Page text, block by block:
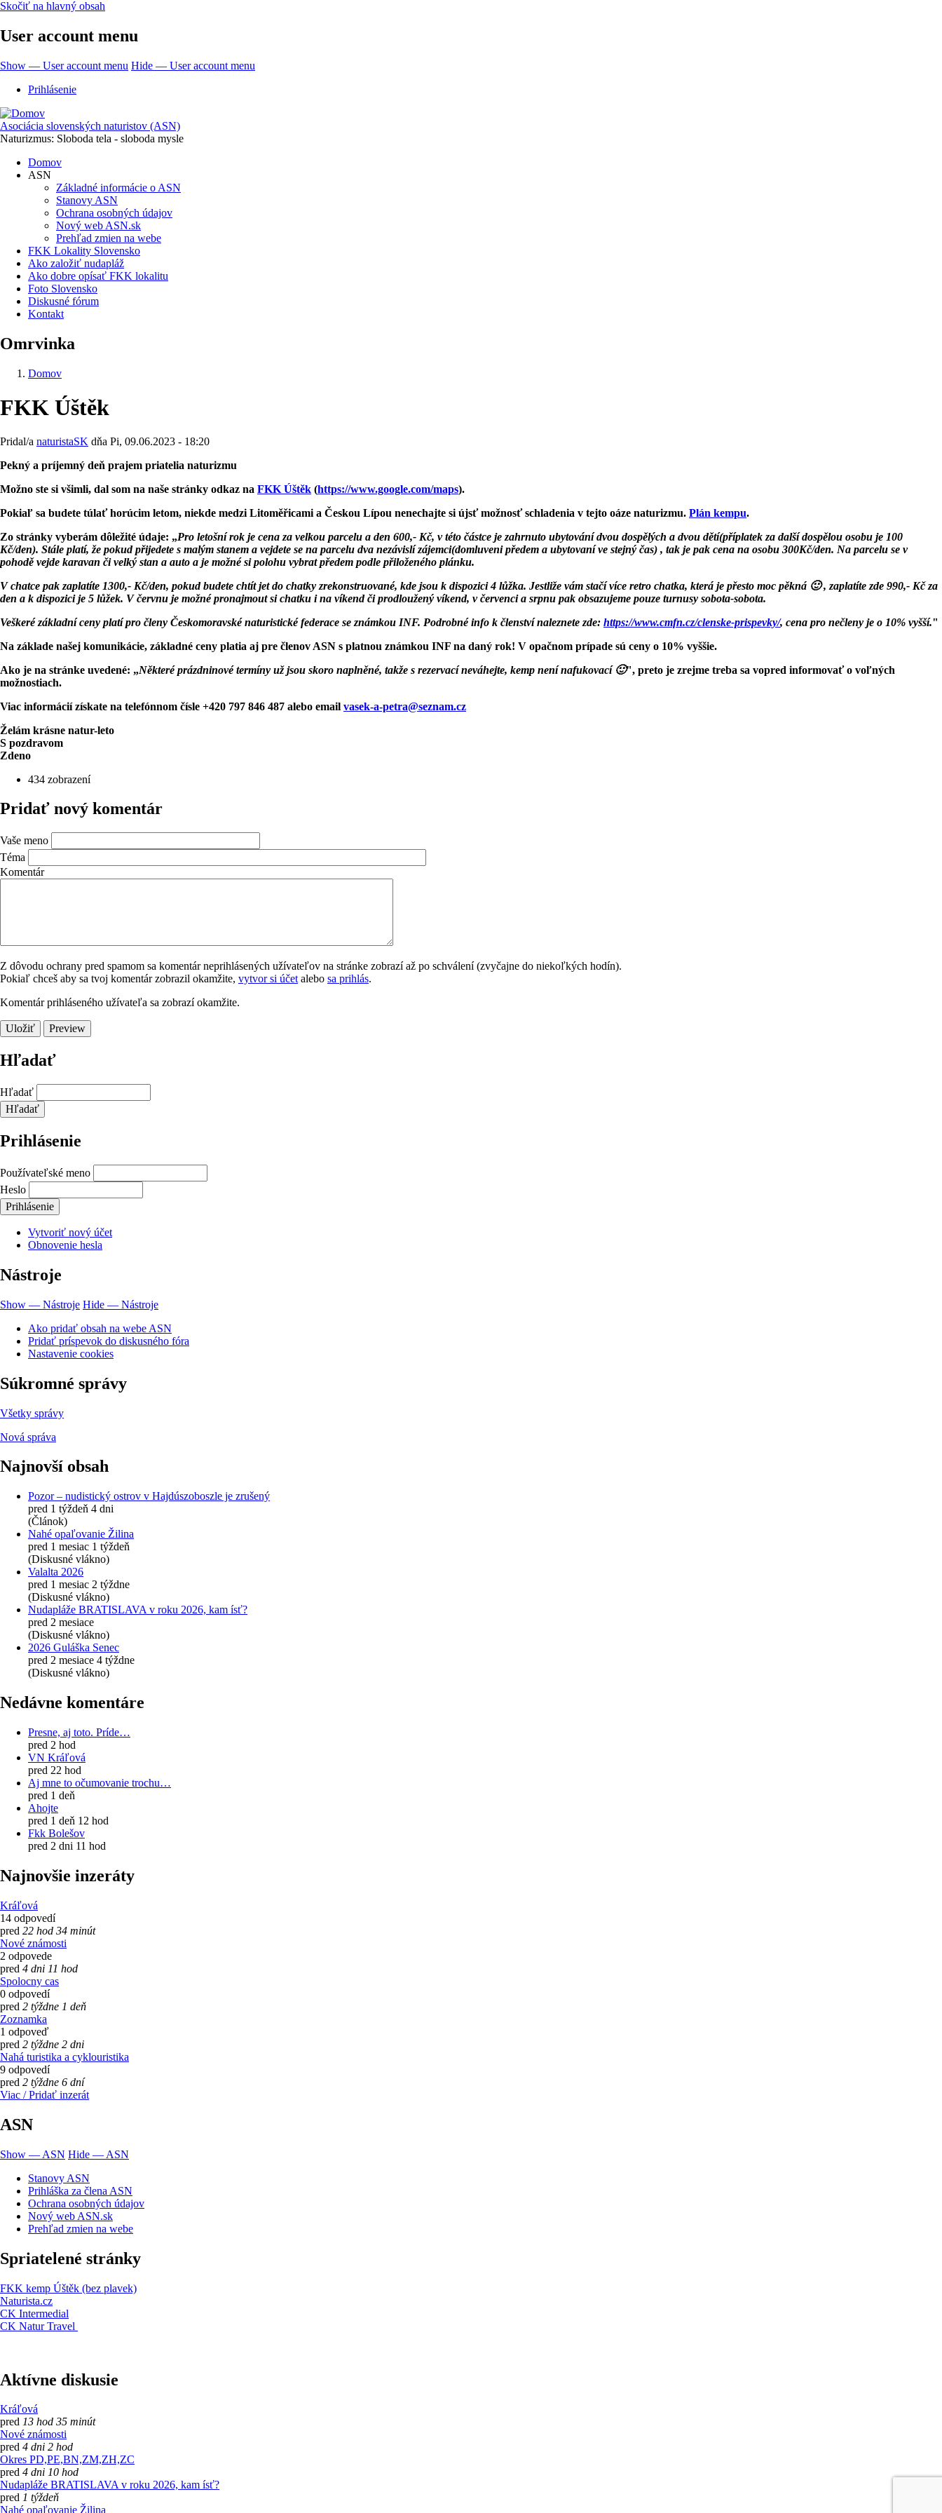
Skočiť na hlavný obsah
User account menu
Show — User account menu Hide — User account menu
Prihlásenie
Asociácia slovenských naturistov (ASN)
Naturizmus: Sloboda tela - sloboda mysle
Domov
ASN
Základné informácie o ASN
Stanovy ASN
Ochrana osobných údajov
Nový web ASN.sk
Prehľad zmien na webe
FKK Lokality Slovensko
Ako založiť nudapláž
Ako dobre opísať FKK lokalitu
Foto Slovensko
Diskusné fórum
Kontakt
Omrvinka
Domov
FKK Úštěk
Pridal/a naturistaSK dňa Pi, 09.06.2023 - 18:20
Pekný a príjemný deň prajem priatelia naturizmu
Možno ste si všimli, dal som na naše stránky odkaz na FKK Úštěk (https://www.google.com/maps).
Pokiaľ sa budete túlať horúcim letom, niekde medzi Litoměřicami a Českou Lípou nenechajte si újsť možnosť schladenia v tejto oáze naturizmu. Plán kempu.
Zo stránky vyberám dôležité údaje: „Pro letošní rok je cena za velkou parcelu a den 600,- Kč, v této částce je zahrnuto ubytování dvou dospělých a dvou dětí(příplatek za další dospělou osobu je 100
Kč/den). Stále platí, že pokud přijedete s malým stanem a vejdete se na parcelu dva nezávislí zájemci(domluveni předem a ubytovaní ve stejný čas) , tak je pak cena na osobu 300Kč/den. Na parcelu se v
pohodě vejde karavan či velký stan a auto a je možné si polohu vybrat předem podle přiloženého plánku.
V chatce pak zaplatíte 1300,- Kč/den, pokud budete chtít jet do chatky zrekonstruované, kde jsou k dispozici 4 lůžka. Jestliže vám stačí více retro chatka, která je přesto moc pěkná 🙂 , zaplatíte zde 990,- Kč za
den a k dispozici je 5 lůžek. V červnu je možné pronajmout si chatku i na víkend či prodloužený víkend, v červenci a srpnu pak obsazujeme pouze turnusy sobota-sobota.
Veškeré základní ceny platí pro členy Českomoravské naturistické federace se známkou INF. Podrobné info k členství naleznete zde: https://www.cmfn.cz/clenske-prispevky/, cena pro nečleny je o 10% vyšší."
Na základe našej komunikácie, základné ceny platia aj pre členov ASN s platnou známkou INF na daný rok! V opačnom prípade sú ceny o 10% vyššie.
Ako je na stránke uvedené: „Některé prázdninové termíny už jsou skoro naplněné, takže s rezervací neváhejte, kemp není nafukovací 🙂", preto je zrejme treba sa vopred informovať o voľných
možnostiach.
Viac informácií získate na telefónnom čísle +420 797 846 487 alebo email vasek-a-petra@seznam.cz
Želám krásne natur-leto
S pozdravom
Zdeno
434 zobrazení
Pridať nový komentár
Vaše meno
Téma
Komentár
Z dôvodu ochrany pred spamom sa komentár neprihlásených užívateľov na stránke zobrazí až po schválení (zvyčajne do niekoľkých hodín).
Pokiaľ chceš aby sa tvoj komentár zobrazil okamžite, vytvor si účet alebo sa prihlás.
Komentár prihláseného užívateľa sa zobrazí okamžite.
Hľadať
Hľadať
Prihlásenie
Používateľské meno
Heslo
Vytvoriť nový účet
Obnovenie hesla
Nástroje
Show — Nástroje Hide — Nástroje
Ako pridať obsah na webe ASN
Pridať príspevok do diskusného fóra
Nastavenie cookies
Súkromné správy
Všetky správy
Nová správa
Najnovší obsah
Pozor – nudistický ostrov v Hajdúszoboszle je zrušený
pred 1 týždeň 4 dni
(Článok)
Nahé opaľovanie Žilina
pred 1 mesiac 1 týždeň
(Diskusné vlákno)
Valalta 2026
pred 1 mesiac 2 týždne
(Diskusné vlákno)
Nudapláže BRATISLAVA v roku 2026, kam ísť?
pred 2 mesiace
(Diskusné vlákno)
2026 Guláška Senec
pred 2 mesiace 4 týždne
(Diskusné vlákno)
Nedávne komentáre
Presne, aj toto. Príde…
pred 2 hod
VN Kráľová
pred 22 hod
Aj mne to očumovanie trochu…
pred 1 deň
Ahojte
pred 1 deň 12 hod
Fkk Bolešov
pred 2 dni 11 hod
Najnovšie inzeráty
Kráľová
14 odpovedí
pred 22 hod 34 minút
Nové známosti
2 odpovede
pred 4 dni 11 hod
Spolocny cas
0 odpovedí
pred 2 týždne 1 deň
Zoznamka
1 odpoveď
pred 2 týždne 2 dni
Nahá turistika a cyklouristika
9 odpovedí
pred 2 týždne 6 dní
Viac / Pridať inzerát
ASN
Show — ASN Hide — ASN
Stanovy ASN
Prihláška za člena ASN
Ochrana osobných údajov
Nový web ASN.sk
Prehľad zmien na webe
Spriatelené stránky
FKK kemp Úštěk (bez plavek)
Naturista.cz
CK Intermedial
CK Natur Travel
Aktívne diskusie
Kráľová
pred 13 hod 35 minút
Nové známosti
pred 4 dni 2 hod
Okres PD,PE,BN,ZM,ZH,ZC
pred 4 dni 10 hod
Nudapláže BRATISLAVA v roku 2026, kam ísť?
pred 1 týždeň
Nahé opaľovanie Žilina